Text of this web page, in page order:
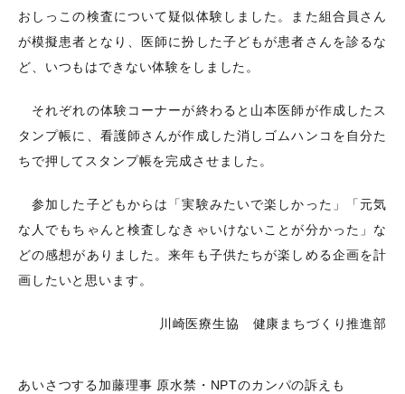
おしっこの検査について疑似体験しました。また組合員さん
が模擬患者となり、医師に扮した子どもが患者さんを診るな
ど、いつもはできない体験をしました。
それぞれの体験コーナーが終わると山本医師が作成したス
タンプ帳に、看護師さんが作成した消しゴムハンコを自分た
ちで押してスタンプ帳を完成させました。
参加した子どもからは「実験みたいで楽しかった」「元気
な人でもちゃんと検査しなきゃいけないことが分かった」な
どの感想がありました。来年も子供たちが楽しめる企画を計
画したいと思います。
川崎医療生協 健康まちづくり推進部
あいさつする加藤理事 原水禁・NPTのカンパの訴えも